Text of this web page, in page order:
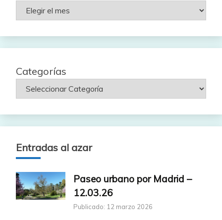
Rutas
Categorías
Entradas al azar
Paseo urbano por Madrid –
12.03.26
Publicado: 12 marzo 2026